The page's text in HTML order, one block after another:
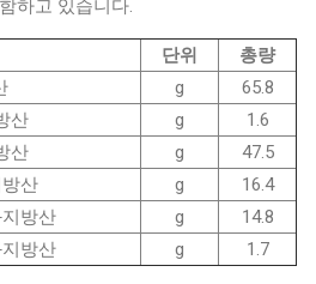
하고 있습니다.
단위
총량
g
65.8
산
g
1.6
산
g
47.5
산
g
16.4
방산
g
14.8
방산
g 1.7